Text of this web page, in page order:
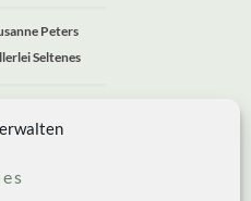
Peters
Seltenes
Seltenes